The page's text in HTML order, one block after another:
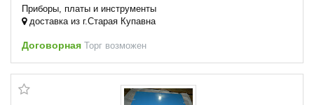
Приборы, платы и инструменты
доставка из г.Старая Купавна
Договорная Торг возможен